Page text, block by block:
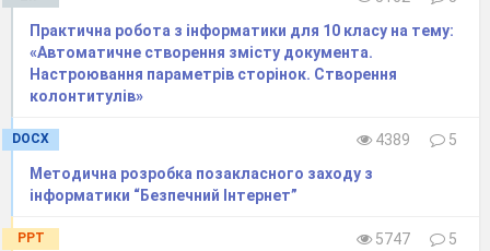
ü Об’єм жорсткого диска
Швидкість зчитування/запису даних
оптичним приводом
Тип відеокарти і об’єм її відео пам’яті
Вибір персонального комп'ютера.
Практична робота з інформатики для 10 класу на тему:
«Автоматичне створення змісту документа.
Настроювання параметрів сторінок. Створення
колонтитулів»
DOCX 4389
5
Методична розробка позакласного заходу з
інформатики “Безпечний Інтернет”
PPT 5747
5